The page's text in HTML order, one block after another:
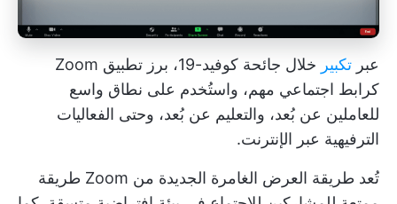
عبر تكبير
خلال جائحة كوفيد-19، برز تطبيق Zoom
كرابط اجتماعي مهم، واستُخدم على نطاق واسع
للعاملين عن بُعد، والتعليم عن بُعد، وحتى الفعاليات
الترفيهية عبر الإنترنت.
تُعد طريقة العرض الغامرة الجديدة من Zoom طريقة